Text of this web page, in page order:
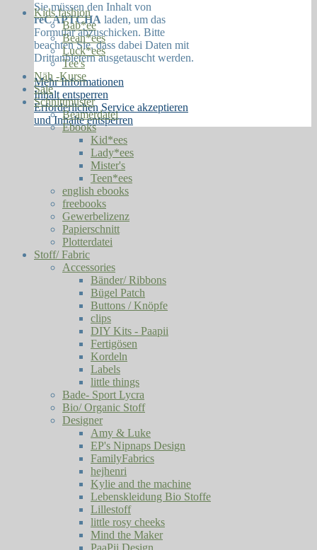
Sie müssen den Inhalt von
reCAPTCHA laden, um das
Formular abzuschicken. Bitte
beachten Sie, dass dabei Daten mit
Drittanbietern ausgetauscht werden.
Mehr Informationen
Inhalt entsperren
Erforderlichen Service akzeptieren
und Inhalte entsperren
Kids fashion
Bab*ee
Bean*ees
Luck*ees
Tee's
Näh -Kurse
Sale
Schnittmuster
Beamerdatei
Ebooks
Kid*ees
Lady*ees
Mister's
Teen*ees
english ebooks
freebooks
Gewerbelizenz
Papierschnitt
Plotterdatei
Stoff/ Fabric
Accessories
Bänder/ Ribbons
Bügel Patch
Buttons / Knöpfe
clips
DIY Kits - Paapii
Fertigösen
Kordeln
Labels
little things
Bade- Sport Lycra
Bio/ Organic Stoff
Designer
Amy & Luke
EP's Nipnaps Design
FamilyFabrics
hejhenri
Kylie and the machine
Lebenskleidung Bio Stoffe
Lillestoff
little rosy cheeks
Mind the Maker